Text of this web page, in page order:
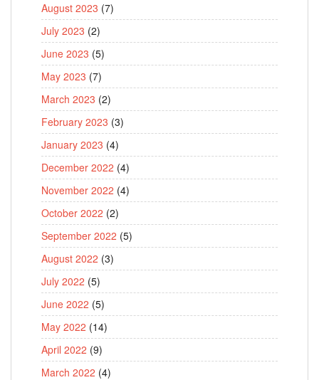
August 2023 (7)
July 2023 (2)
June 2023 (5)
May 2023 (7)
March 2023 (2)
February 2023 (3)
January 2023 (4)
December 2022 (4)
November 2022 (4)
October 2022 (2)
September 2022 (5)
August 2022 (3)
July 2022 (5)
June 2022 (5)
May 2022 (14)
April 2022 (9)
March 2022 (4)